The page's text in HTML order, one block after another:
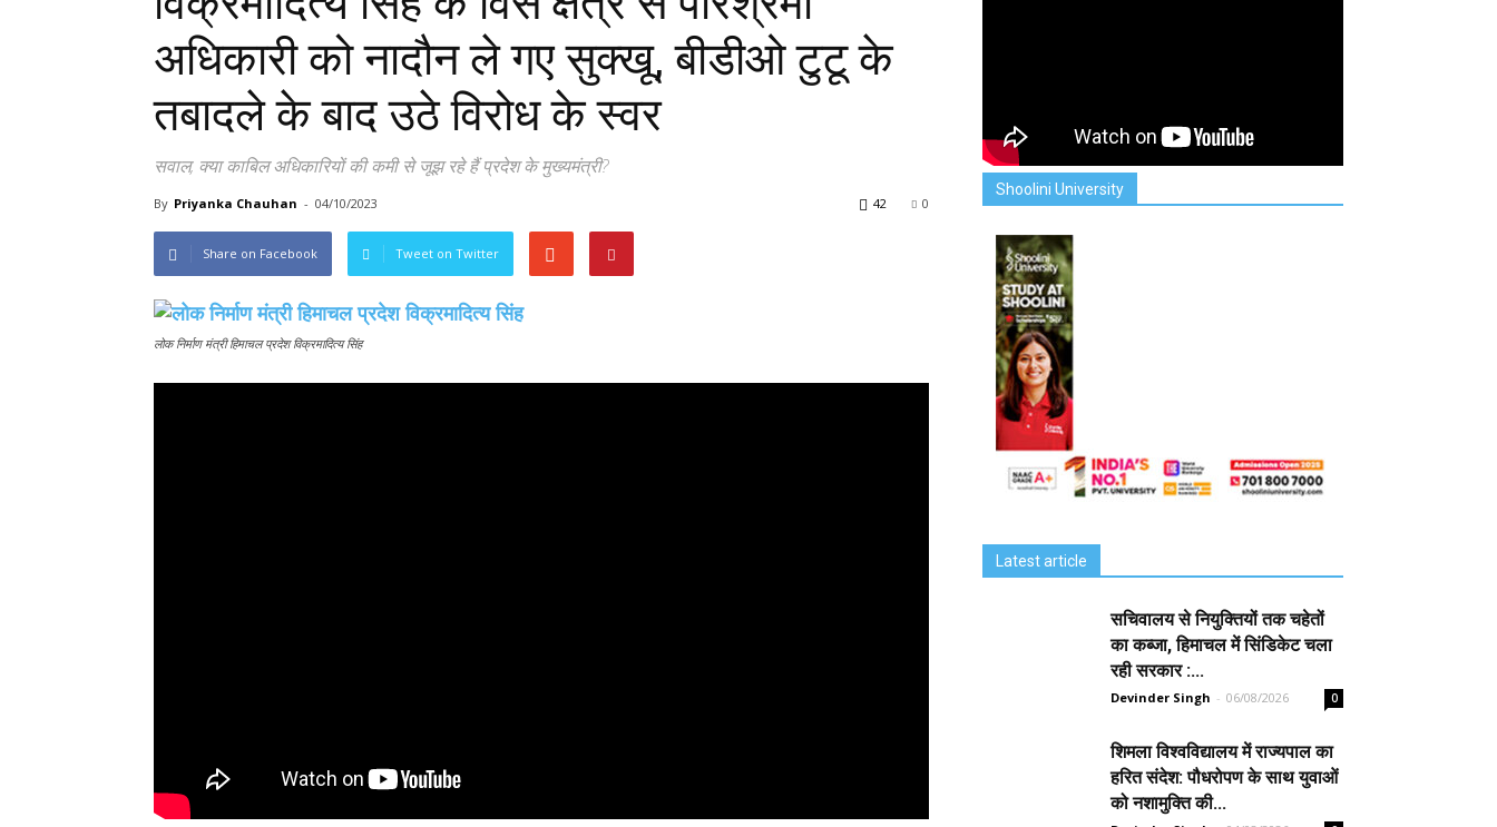
अधिकारी को नादौन ले गए सुक्खू, बीडीओ टुटू के
तबादले के बाद उठे विरोध के स्वर
सवाल, क्या काबिल अधिकारियों की कमी से जूझ रहे हैं प्रदेश के मुख्यमंत्री?
By Priyanka Chauhan - 04/10/2023 0
42
Share on Facebook Tweet on Twitter
लोक निर्माण मंत्री हिमाचल प्रदेश विक्रमादित्य सिंह
Shoolini University
Latest article
सचिवालय से नियुक्तियों तक चहेतों
का कब्जा, हिमाचल में सिंडिकेट चला
रही सरकार :...
Devinder Singh - 06/08/2026 0
शिमला विश्वविद्यालय में राज्यपाल का
हरित संदेश: पौधरोपण के साथ युवाओं
को नशामुक्ति की...